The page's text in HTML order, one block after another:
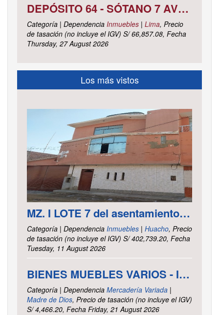
DEPÓSITO 64 - SÓTANO 7 AVENIDA CIRCUNVALACIÓN DEL CLUB GOLF LOS INCAS N° 152 URBANIZACIÓN LOTIZACIÓN CLUB GOLF LOS INCAS DISTRITO SANTIAGO DE SURCO, PROVINCIA Y DEPARTAMENTO DE LIMA
Categoría | Dependencia Inmuebles | Lima, Precio
de tasación (no incluye el IGV) S/ 66,857.08, Fecha
Thursday, 27 August 2026
Los más vistos
MZ. I LOTE 7 del asentamiento Humano las Delicias – Paramonga – Barranca – Lima
Categoría | Dependencia Inmuebles | Huacho, Precio
de tasación (no incluye el IGV) S/ 402,739.20, Fecha
Tuesday, 11 August 2026
BIENES MUEBLES VARIOS - INTENDENCIA DE TRIBUTOS INTERNOS MADRE DE DIOS
Categoría | Dependencia Mercadería Variada |
Madre de Dios, Precio de tasación (no incluye el IGV)
S/ 4,466.20, Fecha Friday, 21 August 2026